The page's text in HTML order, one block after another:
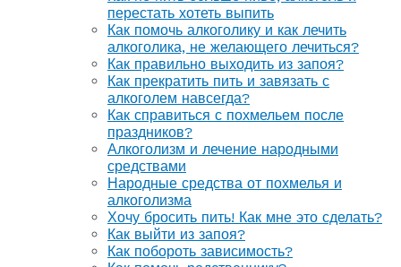
перестать хотеть выпить
Как помочь алкоголику и как лечить
алкоголика, не желающего лечиться?
Как правильно выходить из запоя?
Как прекратить пить и завязать с
алкоголем навсегда?
Как справиться с похмельем после
праздников?
Алкоголизм и лечение народными
средствами
Народные средства от похмелья и
алкоголизма
Хочу бросить пить! Как мне это сделать?
Как выйти из запоя?
Как побороть зависимость?